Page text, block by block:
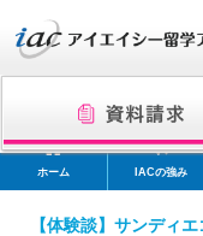
ホーム IACの強み
【体験談】サンディ